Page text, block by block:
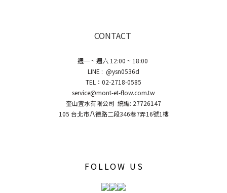
CONTACT
週一 ~ 週六 12:00 ~ 18:00
LINE : @ysn0536d
TEL：02-2718-0585
service@mont-et-flow.com.tw
奎山宜水有限公司 統編: 27726147
105 台北市八德路二段346巷7弄16號1樓
FOLLOW US